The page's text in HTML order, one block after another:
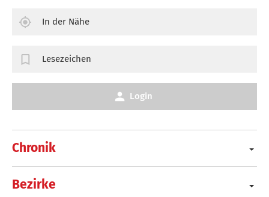
Chronik
Bezirke
In der Nähe
Lesezeichen
Login